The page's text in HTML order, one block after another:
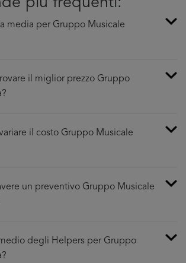
più frequenti:
media per Gruppo Musicale
il miglior prezzo Gruppo
il costo Gruppo Musicale
un preventivo Gruppo Musicale
degli Helpers per Gruppo